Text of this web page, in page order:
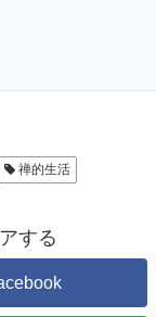
禅的生活
する